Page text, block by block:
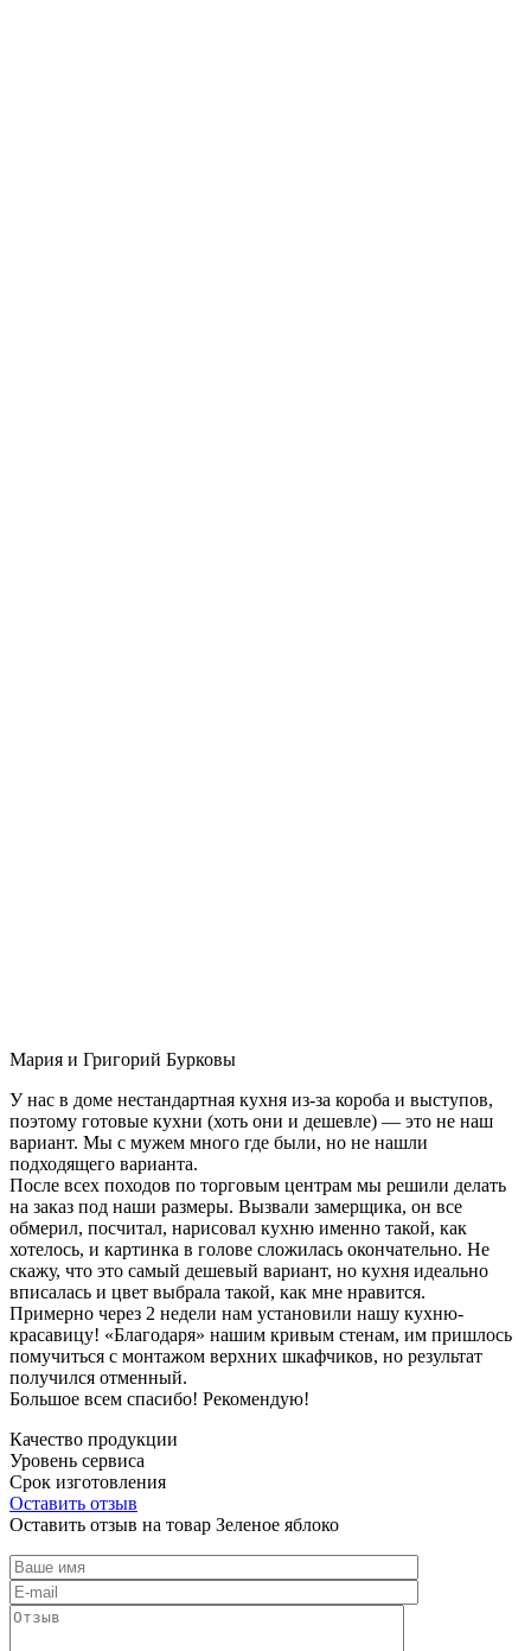
Мария и Григорий Бурковы
У нас в доме нестандартная кухня из-за короба и выступов,
поэтому готовые кухни (хоть они и дешевле) — это не наш
вариант. Мы с мужем много где были, но не нашли
подходящего варианта.
После всех походов по торговым центрам мы решили делать
на заказ под наши размеры. Вызвали замерщика, он все
обмерил, посчитал, нарисовал кухню именно такой, как
хотелось, и картинка в голове сложилась окончательно. Не
скажу, что это самый дешевый вариант, но кухня идеально
вписалась и цвет выбрала такой, как мне нравится.
Примерно через 2 недели нам установили нашу кухню-
красавицу! «Благодаря» нашим кривым стенам, им пришлось
помучиться с монтажом верхних шкафчиков, но результат
получился отменный.
Большое всем спасибо! Рекомендую!
Качество продукции
Уровень сервиса
Срок изготовления
Оставить отзыв
Оставить отзыв на товар Зеленое яблоко